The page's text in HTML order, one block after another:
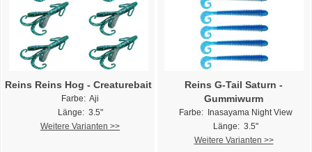
Reins Reins Hog - Creaturebait
Farbe: Aji
Länge: 3.5"
Weitere Varianten >>
Reins G-Tail Saturn -
Gummiwurm
Farbe: Inasayama Night View
Länge: 3.5"
Weitere Varianten >>